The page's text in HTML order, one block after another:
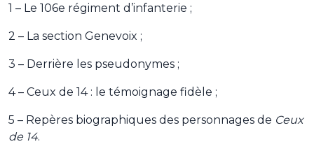
1 – Le 106e régiment d’infanterie ;
2 – La section Genevoix ;
3 – Derrière les pseudonymes ;
4 – Ceux de 14 : le témoignage fidèle ;
5 – Repères biographiques des personnages de Ceux
de 14.